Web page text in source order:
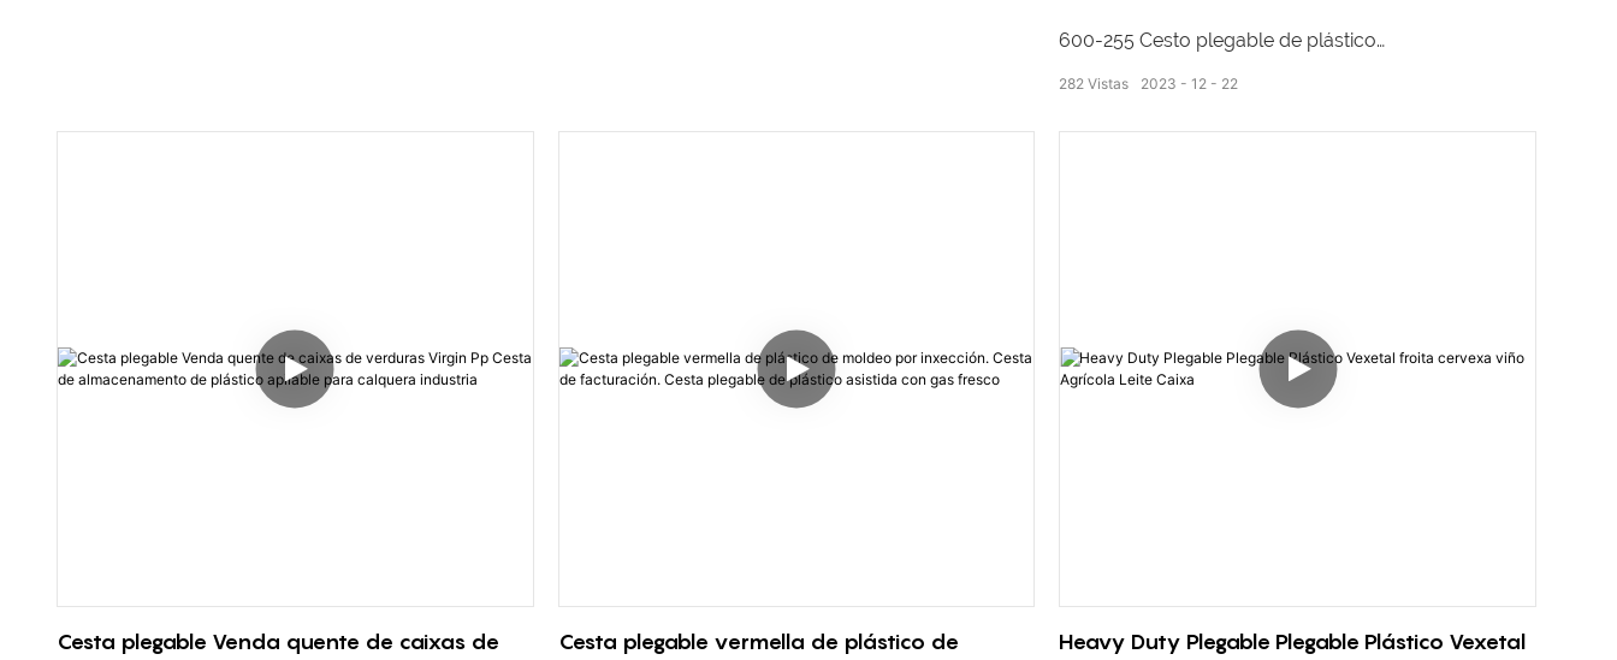
600-255 Cesto plegable de plástico
Dimensións externas: 600 * 400 * 255 mm
2023 12 22
282 Vistas
Cesta plegable Venda quente de caixas de
Cesta plegable vermella de plástico de
Heavy Duty Plegable Plegable Plástico Vexetal